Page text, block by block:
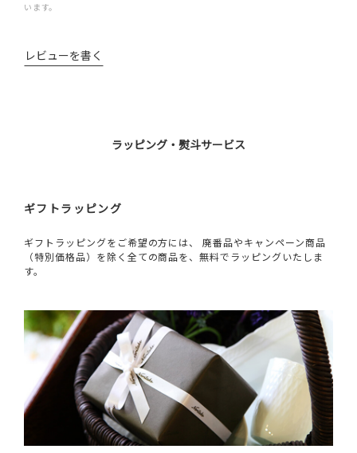
います。
レビューを書く
ラッピング・熨斗サービス
ギフトラッピング
ギフトラッピングをご希望の方には、 廃番品やキャンペーン商品
（特別価格品）を除く全ての商品を、無料でラッピングいたしま
す。